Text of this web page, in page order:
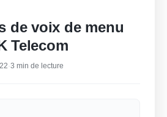
de voix de menu
Telecom
·3 min de lecture